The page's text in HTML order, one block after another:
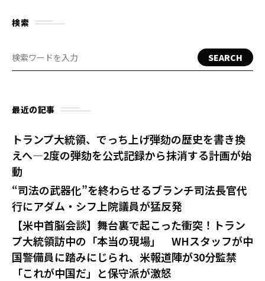
検索
SEARCH
最近の記事
トランプ大統領、でっち上げ弾劾の歴史を書き換
えへ—2度の弾劾を公式記録から抹消する計画が始
動
“司法の武器化”を終わらせるブランチ司法長官代
行にアダム・シフ上院議員が猛反発
【米中首脳会談】舞台裏で起こった衝突！トラン
プ大統領訪中の「本当の現場」 WHスタッフが中
国警備員に踏みにじられ、米報道陣が30分監禁
「これが中国だ」と保守派が激怒